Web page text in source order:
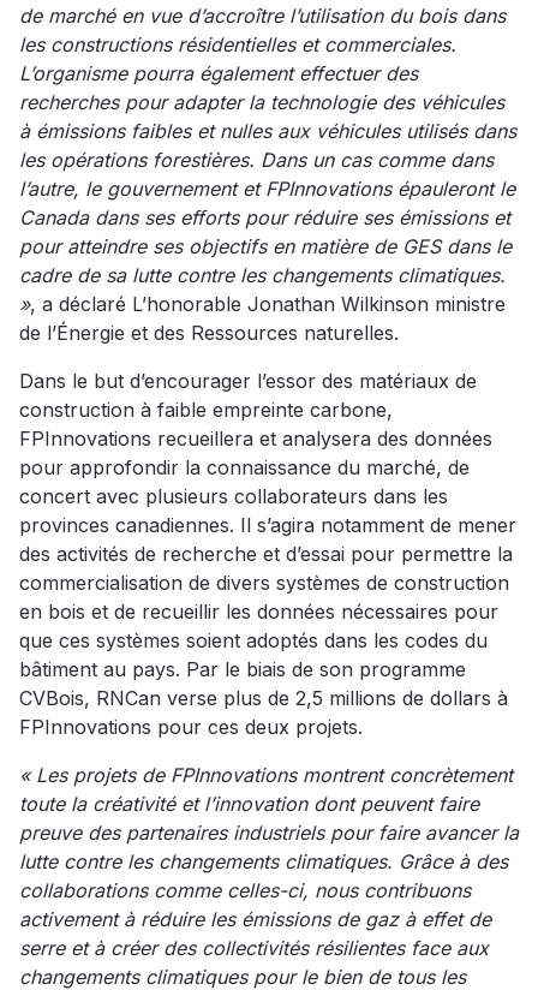
de marché en vue d’accroître l’utilisation du bois dans
les constructions résidentielles et commerciales.
L’organisme pourra également effectuer des
recherches pour adapter la technologie des véhicules
à émissions faibles et nulles aux véhicules utilisés dans
les opérations forestières. Dans un cas comme dans
l’autre, le gouvernement et FPInnovations épauleront le
Canada dans ses efforts pour réduire ses émissions et
pour atteindre ses objectifs en matière de GES dans le
cadre de sa lutte contre les changements climatiques.
», a déclaré L’honorable Jonathan Wilkinson ministre
de l’Énergie et des Ressources naturelles.
Dans le but d’encourager l’essor des matériaux de
construction à faible empreinte carbone,
FPInnovations recueillera et analysera des données
pour approfondir la connaissance du marché, de
concert avec plusieurs collaborateurs dans les
provinces canadiennes. Il s’agira notamment de mener
des activités de recherche et d’essai pour permettre la
commercialisation de divers systèmes de construction
en bois et de recueillir les données nécessaires pour
que ces systèmes soient adoptés dans les codes du
bâtiment au pays. Par le biais de son programme
CVBois, RNCan verse plus de 2,5 millions de dollars à
FPInnovations pour ces deux projets.
« Les projets de FPInnovations montrent concrètement
toute la créativité et l’innovation dont peuvent faire
preuve des partenaires industriels pour faire avancer la
lutte contre les changements climatiques. Grâce à des
collaborations comme celles-ci, nous contribuons
activement à réduire les émissions de gaz à effet de
serre et à créer des collectivités résilientes face aux
changements climatiques pour le bien de tous les